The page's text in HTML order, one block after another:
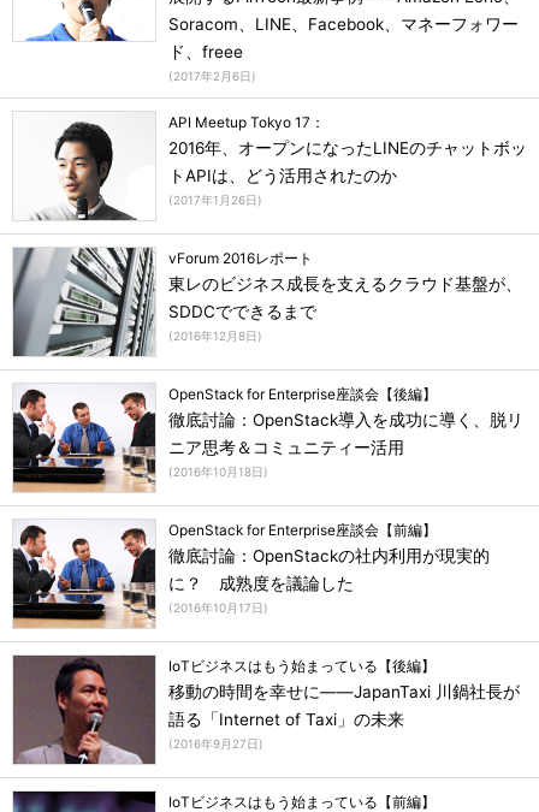
Soracom、LINE、Facebook、マネーフォワー
ド、freee
(2017年2月6日)
API Meetup Tokyo 17：
2016年、オープンになったLINEのチャットボッ
トAPIは、どう活用されたのか
(2017年1月26日)
vForum 2016レポート
東レのビジネス成長を支えるクラウド基盤が、
SDDCでできるまで
(2016年12月8日)
OpenStack for Enterprise座談会【後編】
徹底討論：OpenStack導入を成功に導く、脱リ
ニア思考＆コミュニティー活用
(2016年10月18日)
OpenStack for Enterprise座談会【前編】
徹底討論：OpenStackの社内利用が現実的
に？ 成熟度を議論した
(2016年10月17日)
IoTビジネスはもう始まっている【後編】
移動の時間を幸せに――JapanTaxi 川鍋社長が
語る「Internet of Taxi」の未来
(2016年9月27日)
IoTビジネスはもう始まっている【前編】